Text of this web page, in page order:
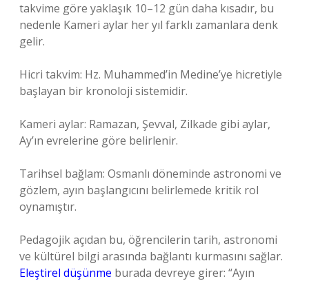
takvime göre yaklaşık 10–12 gün daha kısadır, bu
nedenle Kameri aylar her yıl farklı zamanlara denk
gelir.
Hicri takvim: Hz. Muhammed’in Medine’ye hicretiyle
başlayan bir kronoloji sistemidir.
Kameri aylar: Ramazan, Şevval, Zilkade gibi aylar,
Ay’ın evrelerine göre belirlenir.
Tarihsel bağlam: Osmanlı döneminde astronomi ve
gözlem, ayın başlangıcını belirlemede kritik rol
oynamıştır.
Pedagojik açıdan bu, öğrencilerin tarih, astronomi
ve kültürel bilgi arasında bağlantı kurmasını sağlar.
Eleştirel düşünme burada devreye girer: “Ayın